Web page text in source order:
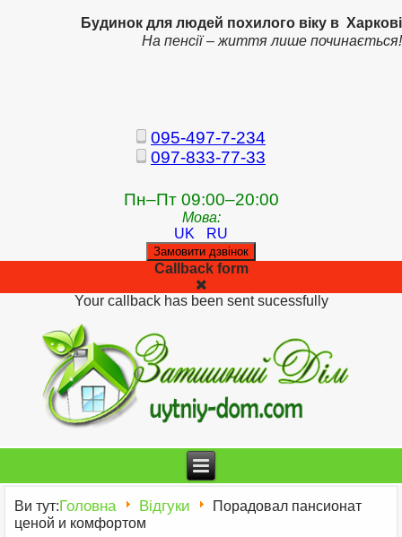
Будинок для людей похилого віку в Харкові
На пенсії – життя лише починається!
095-497-7-234
097-833-77-33
Пн–Пт 09:00–20:00
Мова:
UK
RU
Замовити дзвінок
Callback form
Your callback has been sent sucessfully
Ви тут:Головна Відгуки
Порадовал пансионат
ценой и комфортом